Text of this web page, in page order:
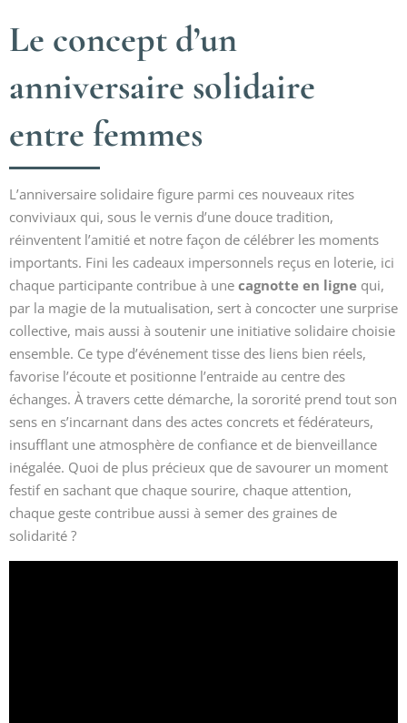
Le concept d’un
anniversaire solidaire
entre femmes
L’anniversaire solidaire figure parmi ces nouveaux rites
conviviaux qui, sous le vernis d’une douce tradition,
réinventent l’amitié et notre façon de célébrer les moments
importants. Fini les cadeaux impersonnels reçus en loterie, ici
chaque participante contribue à une cagnotte en ligne qui,
par la magie de la mutualisation, sert à concocter une surprise
collective, mais aussi à soutenir une initiative solidaire choisie
ensemble. Ce type d’événement tisse des liens bien réels,
favorise l’écoute et positionne l’entraide au centre des
échanges. À travers cette démarche, la sororité prend tout son
sens en s’incarnant dans des actes concrets et fédérateurs,
insufflant une atmosphère de confiance et de bienveillance
inégalée. Quoi de plus précieux que de savourer un moment
festif en sachant que chaque sourire, chaque attention,
chaque geste contribue aussi à semer des graines de
solidarité ?